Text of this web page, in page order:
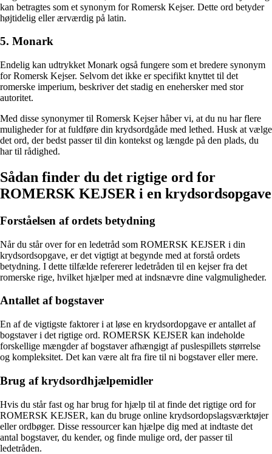
kan betragtes som et synonym for Romersk Kejser. Dette ord betyder
højtidelig eller ærværdig på latin.
5. Monark
Endelig kan udtrykket Monark også fungere som et bredere synonym
for Romersk Kejser. Selvom det ikke er specifikt knyttet til det
romerske imperium, beskriver det stadig en enehersker med stor
autoritet.
Med disse synonymer til Romersk Kejser håber vi, at du nu har flere
muligheder for at fuldføre din krydsordgåde med lethed. Husk at vælge
det ord, der bedst passer til din kontekst og længde på den plads, du
har til rådighed.
Sådan finder du det rigtige ord for
ROMERSK KEJSER i en krydsordsopgave
Forståelsen af ordets betydning
Når du står over for en ledetråd som ROMERSK KEJSER i din
krydsordsopgave, er det vigtigt at begynde med at forstå ordets
betydning. I dette tilfælde refererer ledetråden til en kejser fra det
romerske rige, hvilket hjælper med at indsnævre dine valgmuligheder.
Antallet af bogstaver
En af de vigtigste faktorer i at løse en krydsordopgave er antallet af
bogstaver i det rigtige ord. ROMERSK KEJSER kan indeholde
forskellige mængder af bogstaver afhængigt af puslespillets størrelse
og kompleksitet. Det kan være alt fra fire til ni bogstaver eller mere.
Brug af krydsordhjælpemidler
Hvis du står fast og har brug for hjælp til at finde det rigtige ord for
ROMERSK KEJSER, kan du bruge online krydsordopslagsværktøjer
eller ordbøger. Disse ressourcer kan hjælpe dig med at indtaste det
antal bogstaver, du kender, og finde mulige ord, der passer til
ledetråden.